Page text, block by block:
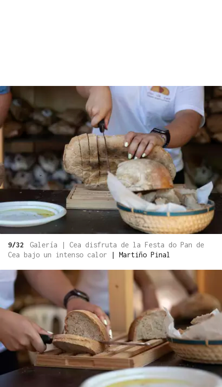
9/32
Galería | Cea disfruta de la Festa do Pan de
Cea bajo un intenso calor
| Martiño Pinal